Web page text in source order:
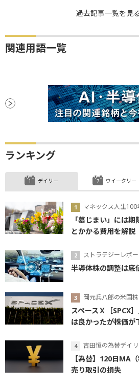
過去記事一覧を見る
関連用語一覧
ランキング
デイリー
マネックス人生100
「墓じまい」には
とかかる費用を解説
ストラテジーレポー
半導体株の調整は底
岡元兵八郎の米国
スペースＸ［SPCX
は良かったが株価が
吉田恒の為替デイ
【為替】120日MA
売り取引の損失
ウイークリー